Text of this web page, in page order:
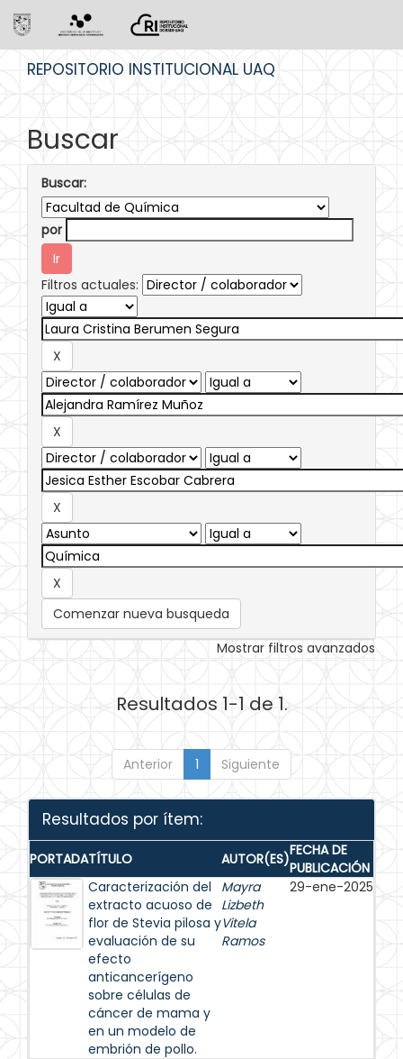
REPOSITORIO INSTITUCIONAL UAQ
Buscar
Buscar:
por
Filtros actuales:
Comenzar nueva busqueda
Mostrar filtros avanzados
Resultados 1-1 de 1.
Anterior 1 Siguiente
Resultados por ítem:
PORTADATÍTULO AUTOR(ES)FECHA DE
PUBLICACIÓN
Caracterización del
extracto acuoso de
flor de Stevia pilosa y
evaluación de su
efecto
anticancerígeno
sobre células de
cáncer de mama y
en un modelo de
embrión de pollo.
Mayra
Lizbeth
Vitela
Ramos
29-ene-2025